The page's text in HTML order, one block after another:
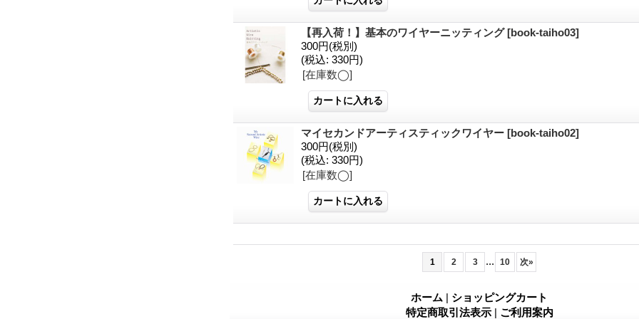
【再入荷！】基本のワイヤーニッティング[book-taiho03]
300円(税別)
(税込: 330円)
[在庫数◯]
マイセカンドアーティスティックワイヤー [book-taiho02]
300円(税別)
(税込: 330円)
[在庫数◯]
1 2 3 ... 10 次»
ホーム | ショッピングカート
特定商取引法表示 | ご利用案内